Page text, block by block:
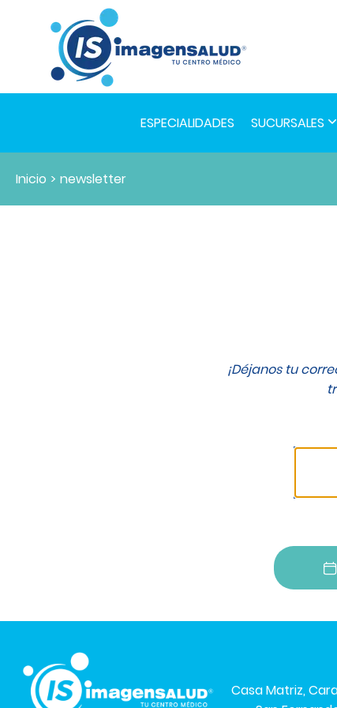
ESPECIALIDADES SUCURSALES
Inicio > newsletter
¡Déjanos tu
Casa Matriz,